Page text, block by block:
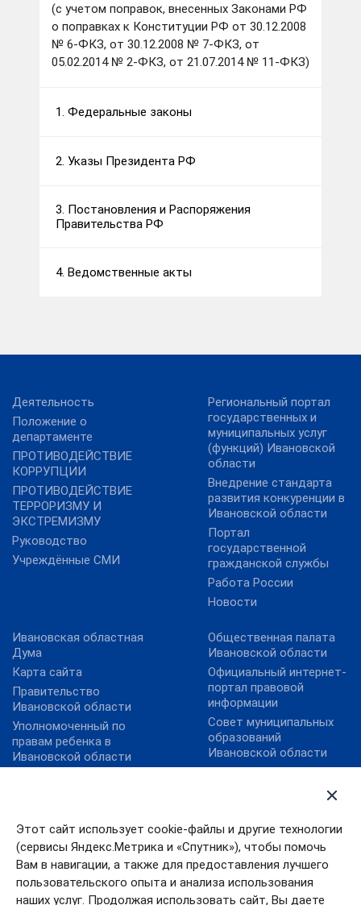
Этот сайт использует cookie-файлы и другие технологии
(сервисы Яндекс.Метрика и «Спутник»), чтобы помочь
Вам в навигации, а также для предоставления лучшего
пользовательского опыта и анализа использования
наших услуг. Продолжая использовать сайт, Вы даете
(с учетом поправок, внесенных Законами РФ
о поправках к Конституции РФ от 30.12.2008
№ 6-ФКЗ, от 30.12.2008 № 7-ФКЗ, от
05.02.2014 № 2-ФКЗ, от 21.07.2014 № 11-ФКЗ)
1. Федеральные законы
2. Указы Президента РФ
3. Постановления и Распоряжения
Правительства РФ
4. Ведомственные акты
Деятельность
Положение о
департаменте
ПРОТИВОДЕЙСТВИЕ
КОРРУПЦИИ
ПРОТИВОДЕЙСТВИЕ
ТЕРРОРИЗМУ И
ЭКСТРЕМИЗМУ
Руководство
Учреждённые СМИ
Региональный портал
государственных и
муниципальных услуг
(функций) Ивановской
области
Внедрение стандарта
развития конкуренции в
Ивановской области
Портал
государственной
гражданской службы
Работа России
Новости
Ивановская областная
Дума
Карта сайта
Правительство
Ивановской области
Уполномоченный по
правам ребенка в
Ивановской области
Общественная палата
Ивановской области
Официальный интернет-
портал правовой
информации
Совет муниципальных
образований
Ивановской области
Федеральный портал
экономических
последствий новой
коронавирусной
инфекции